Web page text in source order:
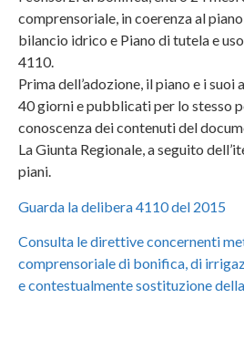
comprensoriale, in coerenza al
bilancio idrico e Piano di tutela e
4110.
Prima dell’adozione, il piano e i
40 giorni e pubblicati per lo stesso
conoscenza dei contenuti del
La Giunta Regionale, a seguito
piani.
Guarda la delibera 4110 del 2015
Consulta le direttive concernenti
comprensoriale di bonifica, di
e contestualmente sostituzione